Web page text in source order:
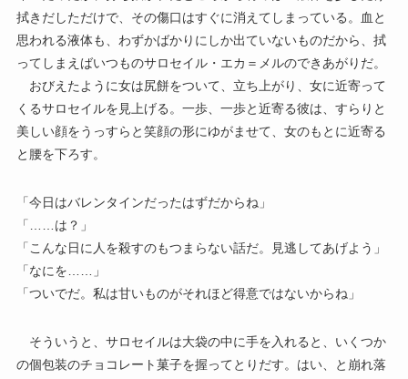
拭きだしただけで、その傷口はすぐに消えてしまっている。血と
思われる液体も、わずかばかりにしか出ていないものだから、拭
ってしまえばいつものサロセイル・エカ＝メルのできあがりだ。
おびえたように女は尻餅をついて、立ち上がり、女に近寄って
くるサロセイルを見上げる。一歩、一歩と近寄る彼は、すらりと
美しい顔をうっすらと笑顔の形にゆがませて、女のもとに近寄る
と腰を下ろす。
「今日はバレンタインだったはずだからね」
「……は？」
「こんな日に人を殺すのもつまらない話だ。見逃してあげよう」
「なにを……」
「ついでだ。私は甘いものがそれほど得意ではないからね」
そういうと、サロセイルは大袋の中に手を入れると、いくつか
の個包装のチョコレート菓子を握ってとりだす。はい、と崩れ落